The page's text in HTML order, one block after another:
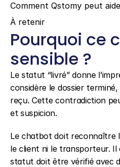
Comment Qstomy peut
À retenir
Pourquoi ce
sensible ?
Le statut “livré” donne
considère le dossier
reçu. Cette contradiction
et suspicion.
Le chatbot doit reconnaître
le client ni le transporteur. Il
statut doit être vérifié avec